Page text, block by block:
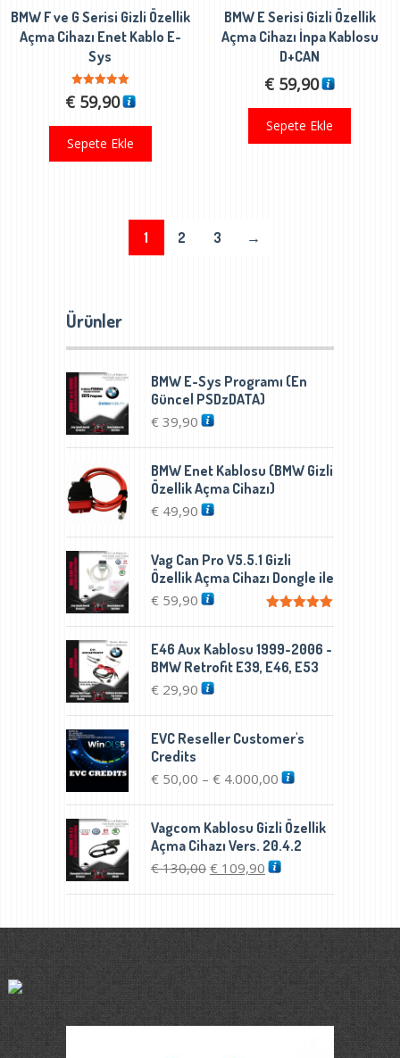
BMW F ve G Serisi Gizli Özellik
Açma Cihazı Enet Kablo E-
Sys
5 üzerinden
5.00
€59,90
Sepete Ekle
BMW E Serisi Gizli Özellik
Açma Cihazı İnpa Kablosu
D+CAN
€ 59,90
Sepete Ekle
1 2 3 →
Ürünler
BMW E-Sys Programı (En
Güncel PSDzDATA)
€39,90
BMW Enet Kablosu (BMW Gizli
Özellik Açma Cihazı)
€49,90
Vag Can Pro V5.5.1 Gizli
Özellik Açma Cihazı Dongle ile
€59,90
E46 Aux Kablosu 1999-2006 -
BMW Retrofit E39, E46, E53
€29,90
EVC Reseller Customer's
Credits
€50,00 – €4.000,00Fiyat
-
€ 4.000,00
Vagcom Kablosu Gizli Özellik
Açma Cihazı Vers. 20.4.2
€130,00 Orijinal
€109,90Şu